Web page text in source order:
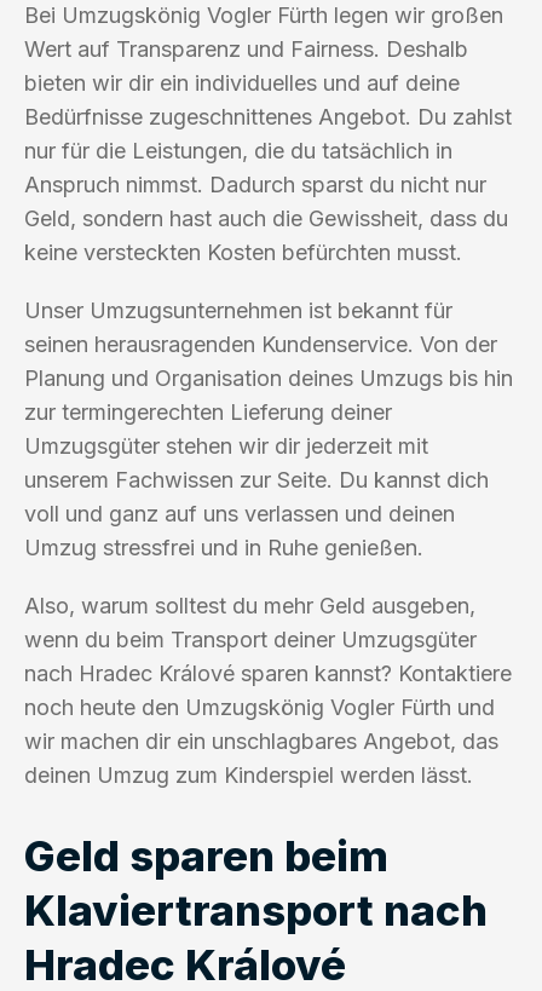
Bei Umzugskönig Vogler Fürth legen wir großen
Wert auf Transparenz und Fairness. Deshalb
bieten wir dir ein individuelles und auf deine
Bedürfnisse zugeschnittenes Angebot. Du zahlst
nur für die Leistungen, die du tatsächlich in
Anspruch nimmst. Dadurch sparst du nicht nur
Geld, sondern hast auch die Gewissheit, dass du
keine versteckten Kosten befürchten musst.
Unser Umzugsunternehmen ist bekannt für
seinen herausragenden Kundenservice. Von der
Planung und Organisation deines Umzugs bis hin
zur termingerechten Lieferung deiner
Umzugsgüter stehen wir dir jederzeit mit
unserem Fachwissen zur Seite. Du kannst dich
voll und ganz auf uns verlassen und deinen
Umzug stressfrei und in Ruhe genießen.
Also, warum solltest du mehr Geld ausgeben,
wenn du beim Transport deiner Umzugsgüter
nach Hradec Králové sparen kannst? Kontaktiere
noch heute den Umzugskönig Vogler Fürth und
wir machen dir ein unschlagbares Angebot, das
deinen Umzug zum Kinderspiel werden lässt.
Geld sparen beim
Klaviertransport nach
Hradec Králové